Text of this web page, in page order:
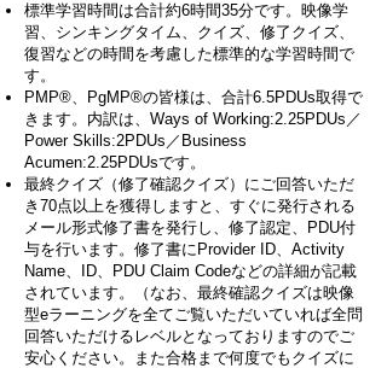
標準学習時間は合計約6時間35分です。映像学
習、シンキングタイム、クイズ、修了クイズ、
復習などの時間を考慮した標準的な学習時間で
す。
PMP®、PgMP®の皆様は、合計6.5PDUs取得で
きます。内訳は、Ways of Working:2.25PDUs／
Power Skills:2PDUs／Business
Acumen:2.25PDUsです。
最終クイズ（修了確認クイズ）にご回答いただ
き70点以上を獲得しますと、すぐに発行される
メール形式修了書を発行し、修了認定、PDU付
与を行います。修了書にProvider ID、Activity
Name、ID、PDU Claim Codeなどの詳細が記載
されています。（なお、最終確認クイズは映像
型eラーニングを全てご覧いただいていれば全問
回答いただけるレベルとなっておりますのでご
安心ください。また合格まで何度でもクイズに